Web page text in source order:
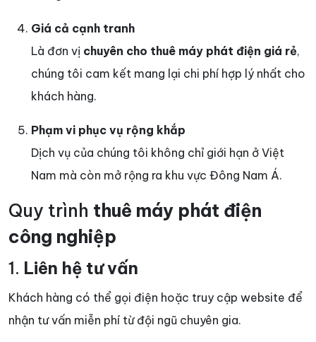
Giá cả cạnh tranh
Là đơn vị chuyên cho thuê máy phát điện giá rẻ,
chúng tôi cam kết mang lại chi phí hợp lý nhất cho
khách hàng.
Phạm vi phục vụ rộng khắp
Dịch vụ của chúng tôi không chỉ giới hạn ở Việt
Nam mà còn mở rộng ra khu vực Đông Nam Á.
Quy trình thuê máy phát điện
công nghiệp
1. Liên hệ tư vấn
Khách hàng có thể gọi điện hoặc truy cập website để
nhận tư vấn miễn phí từ đội ngũ chuyên gia.